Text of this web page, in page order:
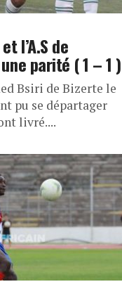
l’A.S de
parité ( 1 – 1 )
Bsiri de Bizerte le
pu se départager
livré....